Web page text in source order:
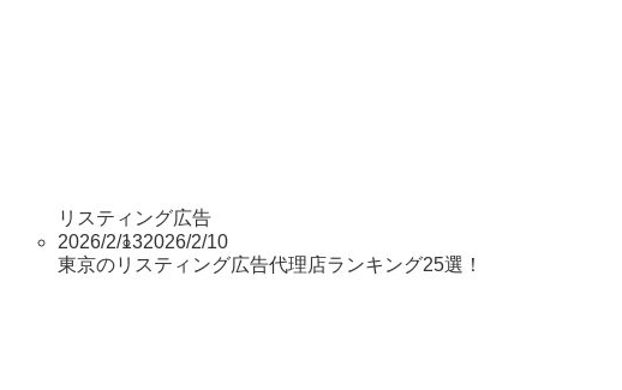
リスティング広告
2026/2/132026/2/10
東京のリスティング広告代理店ランキング25選！